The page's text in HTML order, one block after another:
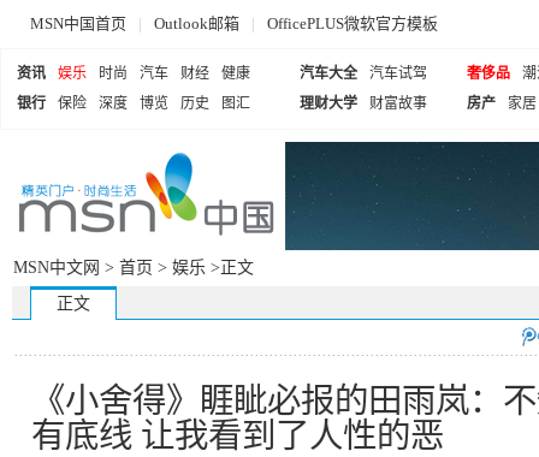
MSN中国首页 | Outlook邮箱 | OfficePLUS微软官方模板
资讯 娱乐 时尚 汽车 财经
健康
银行
保险 深度 博览 历史 图汇
汽车大全
汽车试驾
理财大学
财富故事
奢侈品
房产
家居
MSN中文网 > 首页 > 娱乐 >正文
正文
《小舍得》睚眦必报的田雨岚：
有底线 让我看到了人性的恶